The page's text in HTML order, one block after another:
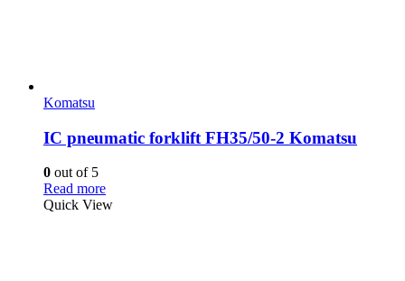
Komatsu
IC pneumatic forklift FH35/50-2 Komatsu
0 out of 5
Read more
Quick View